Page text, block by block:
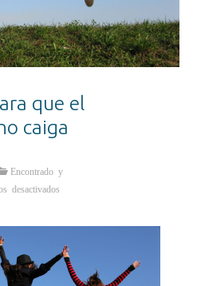
que el
caiga
Encontrado y
desactivados
no
caiga